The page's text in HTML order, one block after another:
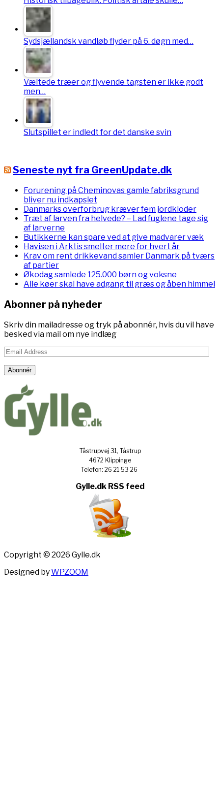
Sydsjællandsk vandløb flyder på 6. døgn med…
Væltede træer og flyvende tagsten er ikke godt
men…
Slutspillet er indledt for det danske svin
Seneste nyt fra GreenUpdate.dk
Forurening på Cheminovas gamle fabriksgrund
bliver nu indkapslet
Danmarks overforbrug kræver fem jordkloder
Træt af larven fra helvede? – Lad fuglene tage sig
af larverne
Butikkerne kan spare ved at give madvarer væk
Havisen i Arktis smelter mere for hvert år
Krav om rent drikkevand samler Danmark på tværs
af partier
Økodag samlede 125.000 børn og voksne
Alle køer skal have adgang til græs og åben himmel
Abonner på nyheder
Skriv din mailadresse og tryk på abonnér, hvis du vil have
besked via mail om nye indlæg
Email
Address
Abonnér
Tåstrupvej 31, Tåstrup
4672 Klippinge
Telefon: 26 21 53 26
Gylle.dk RSS feed
Copyright © 2026 Gylle.dk
Designed byWPZOOM